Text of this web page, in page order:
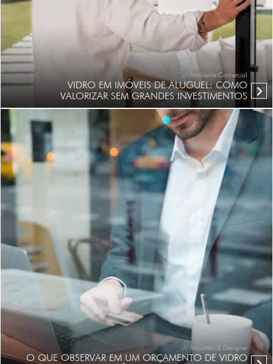
// Ambiente Comercial
VIDRO EM IMÓVEIS DE ALUGUEL: COMO
VALORIZAR SEM GRANDES INVESTIMENTOS
// Arquiteto & Designer
O QUE OBSERVAR EM UM ORÇAMENTO DE VIDRO